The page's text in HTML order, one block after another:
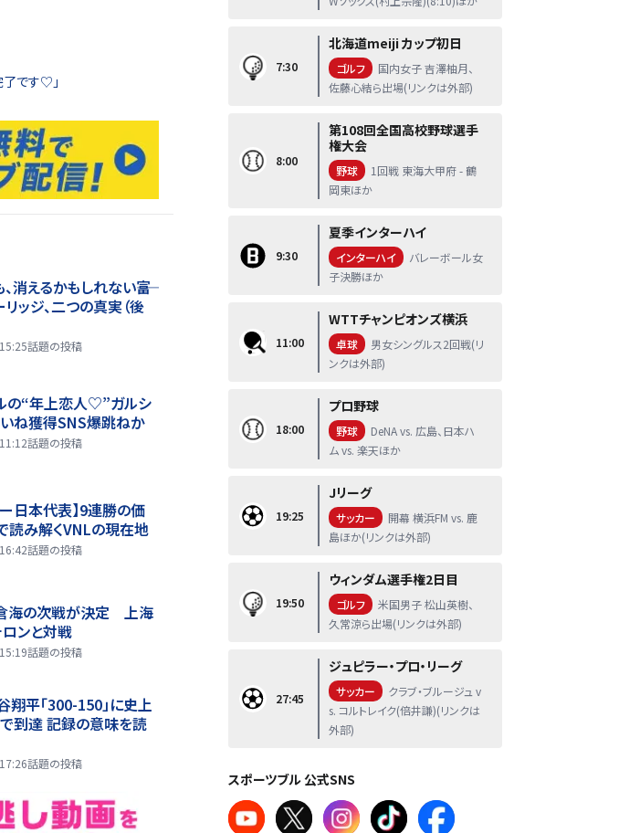
です♡」
消えるかもしれない――富
ッジ、二つの真実（後
話題の投稿
の“年上恋人♡”ガルシ
いね獲得SNS爆跳ねか
話題の投稿
日本代表】9連勝の価
読み解くVNLの現在地
話題の投稿
倉海の次戦が決定 上海
ンと対戦
話題の投稿
翔平「300-150」に史上
到達 記録の意味を読
話題の投稿
7:30
北海道meiji カップ初日
ゴルフ
国内女子 吉澤柚月、
佐藤心結ら出場(リンクは外部)
8:00
第108回全国高校野球選手
権大会
野球
1回戦 東海大甲府 - 鶴
岡東ほか
9:30
夏季インターハイ
インターハイ
バレーボール女
子決勝ほか
11:00
WTTチャンピオンズ横浜
卓球
男女シングルス2回戦(リ
ンクは外部)
18:00
プロ野球
野球
DeNA vs. 広島、日本ハ
ム vs. 楽天ほか
19:25
Jリーグ
サッカー
開幕 横浜FM vs. 鹿
島ほか(リンクは外部)
19:50
ウィンダム選手権2日目
ゴルフ
米国男子 松山英樹、
久常涼ら出場(リンクは外部)
27:45
ジュピラー・プロ・リーグ
サッカー
クラブ・ブルージュ v
s. コルトレイク(倍井謙)(リンクは
外部)
スポーツブル 公式SNS